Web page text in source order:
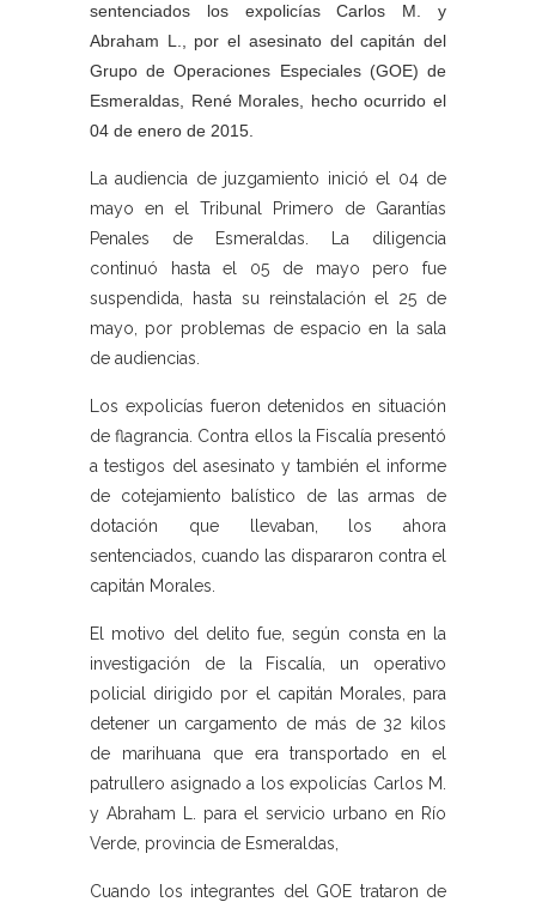
sentenciados los expolicías Carlos M. y
Abraham L., por el asesinato del capitán del
Grupo de Operaciones Especiales (GOE) de
Esmeraldas, René Morales, hecho ocurrido el
04 de enero de 2015.
La audiencia de juzgamiento inició el 04 de
mayo en el Tribunal Primero de Garantías
Penales de Esmeraldas. La diligencia
continuó hasta el 05 de mayo pero fue
suspendida, hasta su reinstalación el 25 de
mayo, por problemas de espacio en la sala
de audiencias.
Los expolicías fueron detenidos en situación
de flagrancia. Contra ellos la Fiscalía presentó
a testigos del asesinato y también el informe
de cotejamiento balístico de las armas de
dotación que llevaban, los ahora
sentenciados, cuando las dispararon contra el
capitán Morales.
El motivo del delito fue, según consta en la
investigación de la Fiscalía, un operativo
policial dirigido por el capitán Morales, para
detener un cargamento de más de 32 kilos
de marihuana que era transportado en el
patrullero asignado a los expolicías Carlos M.
y Abraham L. para el servicio urbano en Río
Verde, provincia de Esmeraldas,
Cuando los integrantes del GOE trataron de